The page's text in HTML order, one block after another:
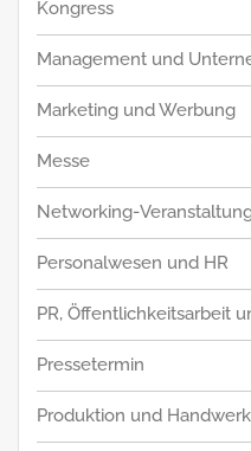
Kongress
Management und
Marketing und Werbung
Messe
Networking-
Personalwesen und HR
PR, Öffentlichkeitsarbeit
Pressetermin
Produktion und Handwerk